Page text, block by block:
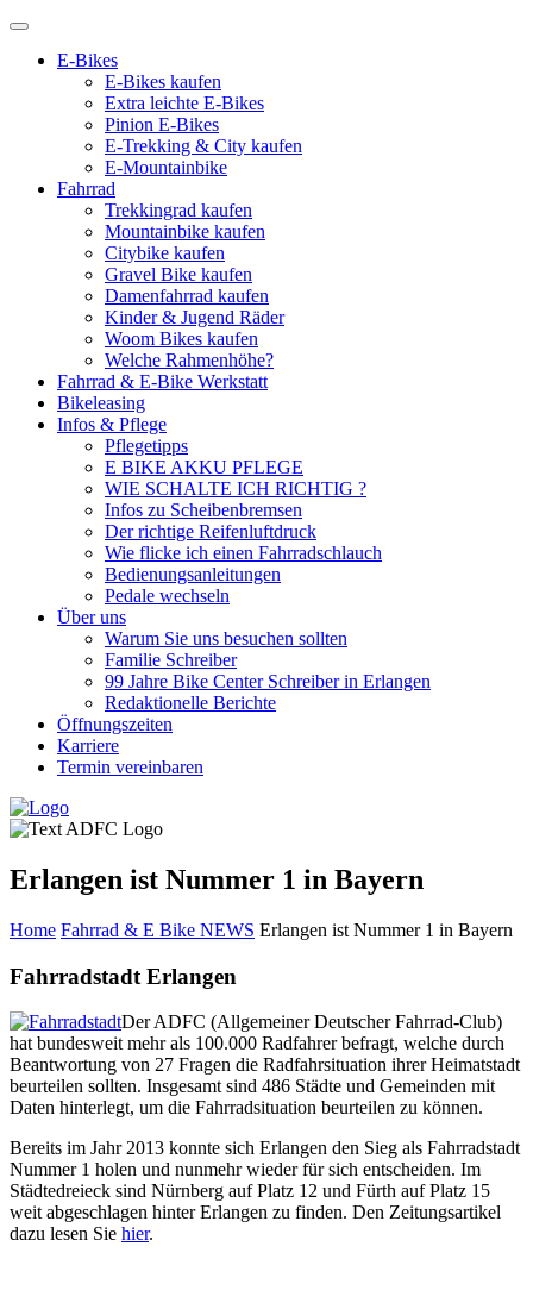
E-Bikes
E-Bikes kaufen
Extra leichte E-Bikes
Pinion E-Bikes
E-Trekking & City kaufen
E-Mountainbike
Fahrrad
Trekkingrad kaufen
Mountainbike kaufen
Citybike kaufen
Gravel Bike kaufen
Damenfahrrad kaufen
Kinder & Jugend Räder
Woom Bikes kaufen
Welche Rahmenhöhe?
Fahrrad & E-Bike Werkstatt
Bikeleasing
Infos & Pflege
Pflegetipps
E BIKE AKKU PFLEGE
WIE SCHALTE ICH RICHTIG ?
Infos zu Scheibenbremsen
Der richtige Reifenluftdruck
Wie flicke ich einen Fahrradschlauch
Bedienungsanleitungen
Pedale wechseln
Über uns
Warum Sie uns besuchen sollten
Familie Schreiber
99 Jahre Bike Center Schreiber in Erlangen
Redaktionelle Berichte
Öffnungszeiten
Karriere
Termin vereinbaren
Erlangen ist Nummer 1 in Bayern
Home Fahrrad & E Bike NEWS Erlangen ist Nummer 1 in Bayern
Fahrradstadt Erlangen
Der ADFC (Allgemeiner Deutscher Fahrrad-Club)
hat bundesweit mehr als 100.000 Radfahrer befragt, welche durch
Beantwortung von 27 Fragen die Radfahrsituation ihrer Heimatstadt
beurteilen sollten. Insgesamt sind 486 Städte und Gemeinden mit
Daten hinterlegt, um die Fahrradsituation beurteilen zu können.
Bereits im Jahr 2013 konnte sich Erlangen den Sieg als Fahrradstadt
Nummer 1 holen und nunmehr wieder für sich entscheiden. Im
Städtedreieck sind Nürnberg auf Platz 12 und Fürth auf Platz 15
weit abgeschlagen hinter Erlangen zu finden. Den Zeitungsartikel
dazu lesen Sie hier.